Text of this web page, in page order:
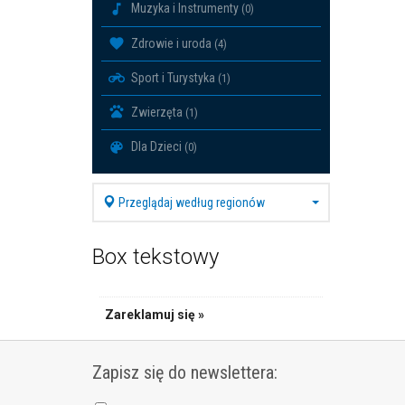
Muzyka i Instrumenty (0)
Zdrowie i uroda (4)
Sport i Turystyka (1)
Zwierzęta (1)
Dla Dzieci (0)
Przeglądaj według regionów
Box tekstowy
Zareklamuj się »
Zapisz się do newslettera: